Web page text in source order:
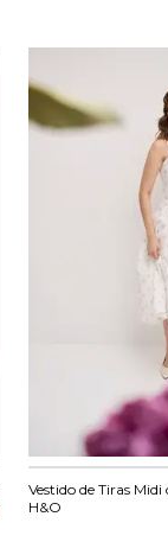
Vestido de Tiras
H&O